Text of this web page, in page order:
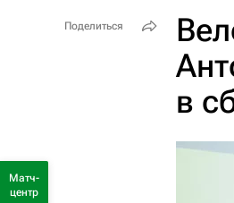
в
Поделиться
Матч-
центр